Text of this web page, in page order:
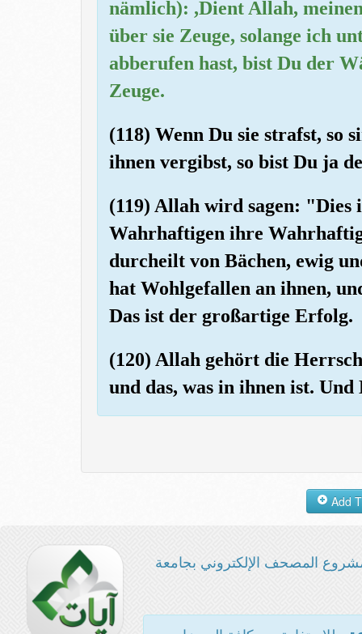
nämlich): ,Dient Allah,
über sie Zeuge, solange ich
abberufen hast, bist Du der
Zeuge.
(118) Wenn Du sie strafst, so
ihnen vergibst, so bist Du ja
(119) Allah wird sagen: "Dies
Wahrhaftigen ihre
durcheilt von Bächen, ewig
hat Wohlgefallen an ihnen,
Das ist der großartige Erfolg.
(120) Allah gehört die
und das, was in ihnen ist.
المصحف الإلكتروني بجامعة